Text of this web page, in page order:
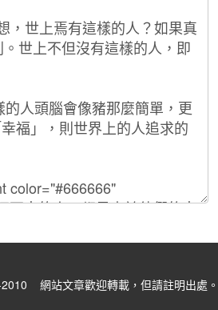
網站文章歡迎轉載，但請註明出處。